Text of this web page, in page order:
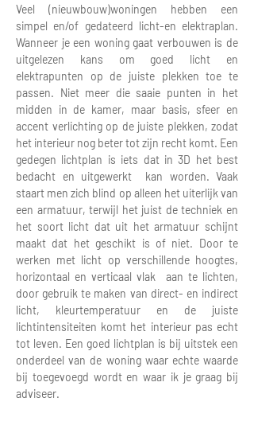
Veel (nieuwbouw)woningen hebben een
simpel en/of gedateerd licht-en elektraplan.
Wanneer je een woning gaat verbouwen is de
uitgelezen kans om goed licht en
elektrapunten op de juiste plekken toe te
passen. Niet meer die saaie punten in het
midden in de kamer, maar basis, sfeer en
accent verlichting op de juiste plekken, zodat
het interieur nog beter tot zijn recht komt. Een
gedegen lichtplan is iets dat in 3D het best
bedacht en uitgewerkt kan worden. Vaak
staart men zich blind op alleen het uiterlijk van
een armatuur, terwijl het juist de techniek en
het soort licht dat uit het armatuur schijnt
maakt dat het geschikt is of niet. Door te
werken met licht op verschillende hoogtes,
horizontaal en verticaal vlak aan te lichten,
door gebruik te maken van direct- en indirect
licht, kleurtemperatuur en de juiste
lichtintensiteiten komt het interieur pas echt
tot leven. Een goed lichtplan is bij uitstek een
onderdeel van de woning waar echte waarde
bij toegevoegd wordt en waar ik je graag bij
adviseer.